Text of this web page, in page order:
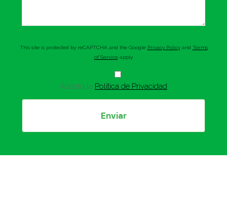
This site is protected by reCAPTCHA and the Google Privacy Policyand Terms
of Serviceapply.
Acepto la Política de Privacidad